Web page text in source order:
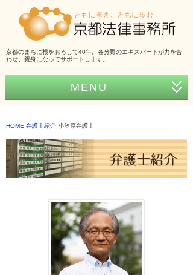
京都のまちに根をおろして40年。各分野のエキスパートが力を合
わせ、親身になってサポートします。
MENU
弁護士紹介
弁護士費用
くらしの法律シリーズ
事務所だより
HOME 弁護士紹介 小笠原弁護士